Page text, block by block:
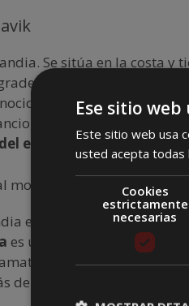
Se sitúa en la costa y
del país. Una ciudad
por sus bares y
conviene
espíritu islandés.
para una nación
es el luteranismo
es un magnífico ejemplo de
en contraposición al
de ser el edificio más alto
Ese sitio
Este sitio web usa
usted acepta todas
Cookies
estrictamente
necesarias